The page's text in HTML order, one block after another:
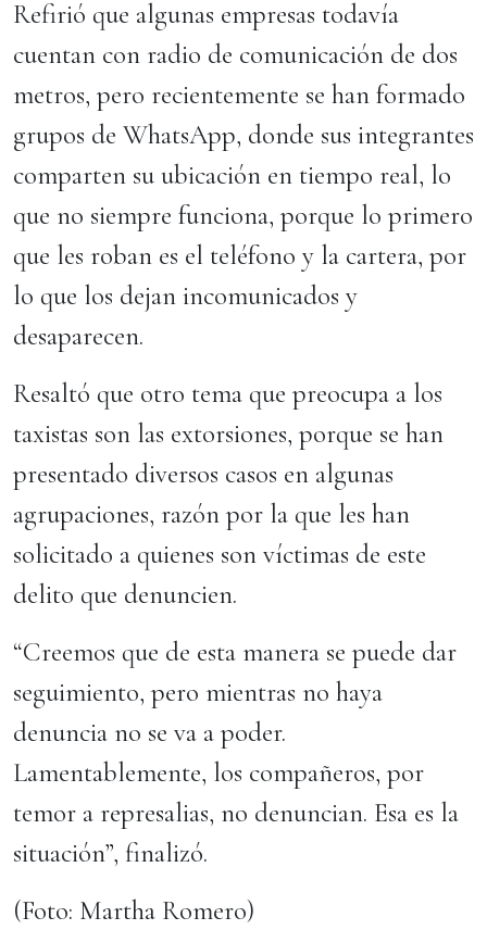
Refirió que algunas empresas todavía
cuentan con radio de comunicación de dos
metros, pero recientemente se han formado
grupos de WhatsApp, donde sus integrantes
comparten su ubicación en tiempo real, lo
que no siempre funciona, porque lo primero
que les roban es el teléfono y la cartera, por
lo que los dejan incomunicados y
desaparecen.
Resaltó que otro tema que preocupa a los
taxistas son las extorsiones, porque se han
presentado diversos casos en algunas
agrupaciones, razón por la que les han
solicitado a quienes son víctimas de este
delito que denuncien.
“Creemos que de esta manera se puede dar
seguimiento, pero mientras no haya
denuncia no se va a poder.
Lamentablemente, los compañeros, por
temor a represalias, no denuncian. Esa es la
situación”, finalizó.
(Foto: Martha Romero)